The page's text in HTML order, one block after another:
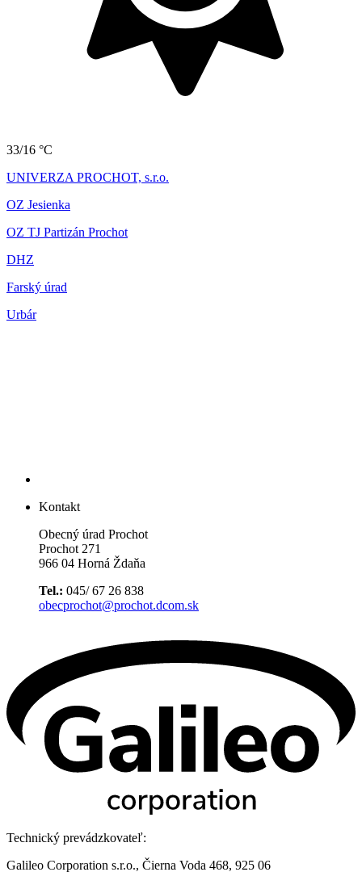
33/16 °C
UNIVERZA PROCHOT, s.r.o.
OZ Jesienka
OZ TJ Partizán Prochot
DHZ
Farský úrad
Urbár
Kontakt
Obecný úrad Prochot
Prochot 271
966 04 Horná Ždaňa
Tel.: 045/ 67 26 838
obecprochot@prochot.dcom.sk
Technický prevádzkovateľ:
Galileo Corporation s.r.o., Čierna Voda 468, 925 06